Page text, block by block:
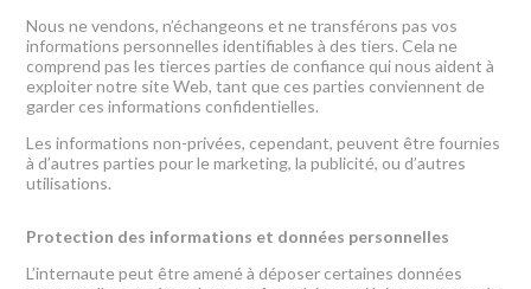
Nous ne vendons, n’échangeons et ne transférons pas vos
informations personnelles identifiables à des tiers. Cela ne
comprend pas les tierces parties de confiance qui nous aident à
exploiter notre site Web, tant que ces parties conviennent de
garder ces informations confidentielles.
Les informations non-privées, cependant, peuvent être fournies
à d’autres parties pour le marketing, la publicité, ou d’autres
utilisations.
Protection des informations et données personnelles
L’internaute peut être amené à déposer certaines données